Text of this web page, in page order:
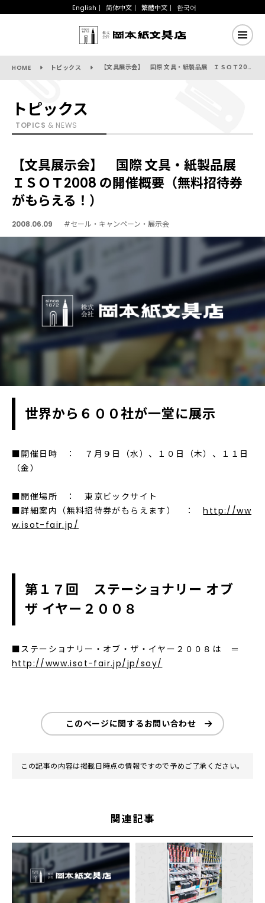
English 简体中文 繁體中文 한국어
HOME トピックス 【文具展示会】 国際 文具・紙製品展 ＩＳＯＴ2008 の開催概要（無料招待券がもらえる！）
トピックス
TOPICS & NEWS
【文具展示会】 国際 文具・紙製品展
ＩＳＯＴ2008 の開催概要（無料招待券
がもらえる！）
2008.06.09 #セール・キャンペーン・展示会
世界から６００社が一堂に展示
■開催日時 ： ７月９日（水）、１０日（木）、１１日
（金）
■開催場所 ： 東京ビックサイト
■詳細案内（無料招待券がもらえます） ：http://ww
w.isot-fair.jp/
第１７回 ステーショナリー オブ
ザ イヤー２００８
■ステーショナリー・オブ・ザ・イヤー２００８は ＝
http://www.isot-fair.jp/jp/soy/
このページに関するお問い合わせ
この記事の内容は掲載日時点の情報ですので予めご了承ください。
関連記事